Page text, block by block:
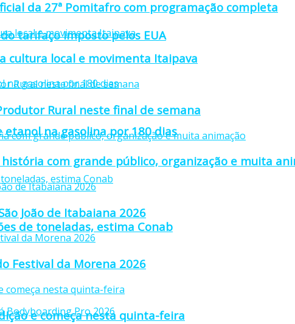
tarifaço imposto pelos EUA
etanol na gasolina por 180 dias
de toneladas, estima Conab
da 27ª Pomitafro com programação completa
cultura local e movimenta Itaipava
Rural neste final de semana
com grande público, organização e muita
João de Itabaiana 2026
Festival da Morena 2026
e começa nesta quinta-feira